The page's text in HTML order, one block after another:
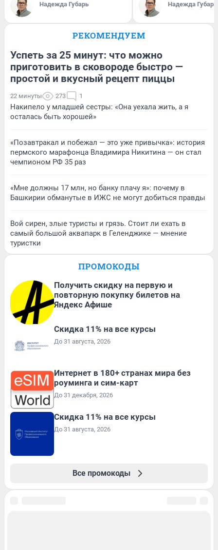
Надежда Губарь Надежда Губарь
РЕКОМЕНДУЕМ
Успеть за 25 минут: что можно
приготовить в сковороде быстро —
простой и вкусный рецепт пиццы
22 минуты 273 1
Накипело у младшей сестры: «Она уехала жить, а я
осталась быть хорошей»
«Позавтракал и побежал — это уже привычка»: история
пермского марафонца Владимира Никитина — он стал
чемпионом РФ 35 раз
«Мне должны 17 млн, но банку плачу я»: почему в
Башкирии обманутые в ИЖС не могут добиться правды
Вой сирен, злые туристы и грязь. Стоит ли ехать в
самый большой аквапарк в Геленджике — мнение
туристки
ПРОМОКОДЫ
Получить скидку на первую и
повторную покупку билетов на
Яндекс Афише
Скидка 11% на все курсы
До 31 августа, 2026
Интернет в 180+ странах мира без
роуминга и сим-карт
До 31 декабря, 2026
Скидка 11% на все курсы
До 31 августа, 2026
Все промокоды